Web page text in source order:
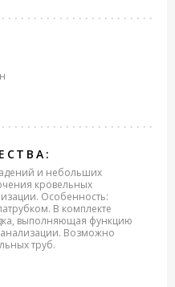
и небольших
кровельных
Особенность:
В комплекте
выполняющая функцию
Возможно
труб.